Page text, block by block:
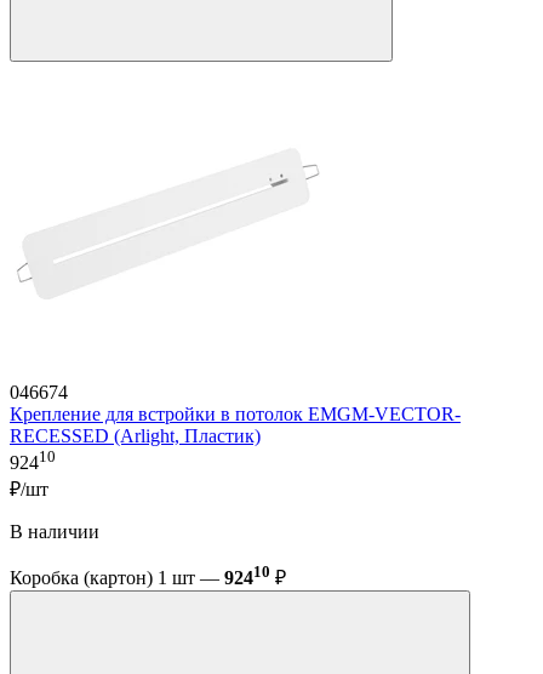
046674
Крепление для встройки в потолок EMGM-VECTOR-
RECESSED (Arlight, Пластик)
92410
₽/шт
В наличии
Коробка (картон) 1 шт — 92410 ₽